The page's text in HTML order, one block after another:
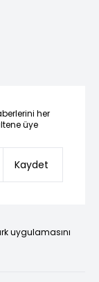
her
üye
Kaydet
uygulamasını